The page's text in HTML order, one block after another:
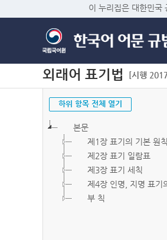
이 누리집은 대한민국
외래어 표기법 [시행
하위 항목 전체 열기
본문
제1장 표기의 기본 원칙
제2장 표기 일람표
제3장 표기 세칙
제4장 인명, 지명 표기
부 칙